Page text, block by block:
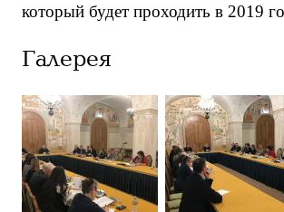
который будет проходить в 2019
Галерея